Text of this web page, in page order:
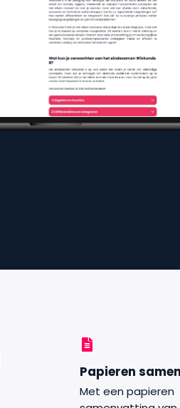
Papieren
Met een papieren